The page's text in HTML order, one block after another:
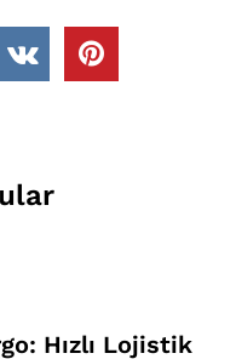
Hızlı Lojistik